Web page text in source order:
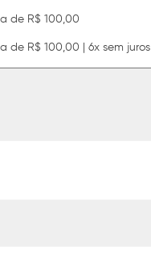
de R$ 100,00
de R$ 100,00 | 6x sem juros